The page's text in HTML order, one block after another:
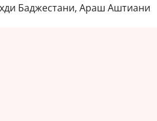
Баджестани, Араш Аштиани